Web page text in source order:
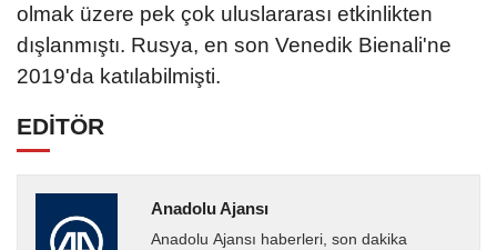
olmak üzere pek çok uluslararası etkinlikten
dışlanmıştı. Rusya, en son Venedik Bienali'ne
2019'da katılabilmişti.
EDİTÖR
Anadolu Ajansı
Anadolu Ajansı haberleri, son dakika